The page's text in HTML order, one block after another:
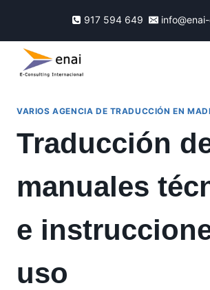
917 594 649
VARIOS AGENCIA DE TRADUCCIÓN EN
Traducción
manuales
e
uso